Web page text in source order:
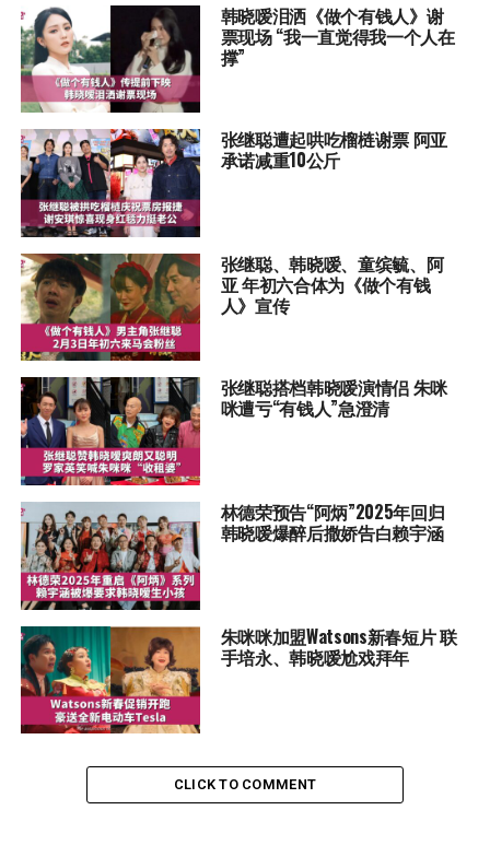
韩晓嗳泪洒《做个有钱人》谢
票现场 “我一直觉得我一个人在
撑”
张继聪遭起哄吃榴梿谢票 阿亚
承诺减重10公斤
张继聪、韩晓嗳、童缤毓、阿
亚 年初六合体为《做个有钱
人》宣传
张继聪搭档韩晓嗳演情侣 朱咪
咪遭亏“有钱人”急澄清
林德荣预告“阿炳”2025年回归
韩晓嗳爆醉后撒娇告白赖宇涵
朱咪咪加盟Watsons新春短片 联
手培永、韩晓嗳尬戏拜年
CLICK TO COMMENT